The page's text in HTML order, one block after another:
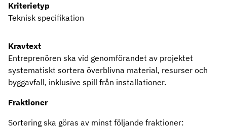
Kriterietyp
Teknisk specifikation
Kravtext
Entreprenören ska vid genomförandet av projektet
systematiskt sortera överblivna material, resurser och
byggavfall, inklusive spill från installationer.
Fraktioner
Sortering ska göras av minst följande fraktioner: